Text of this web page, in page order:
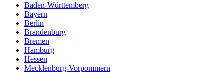
Baden-Württemberg
Bayern
Berlin
Brandenburg
Bremen
Hamburg
Hessen
Mecklenburg-Vorpommern